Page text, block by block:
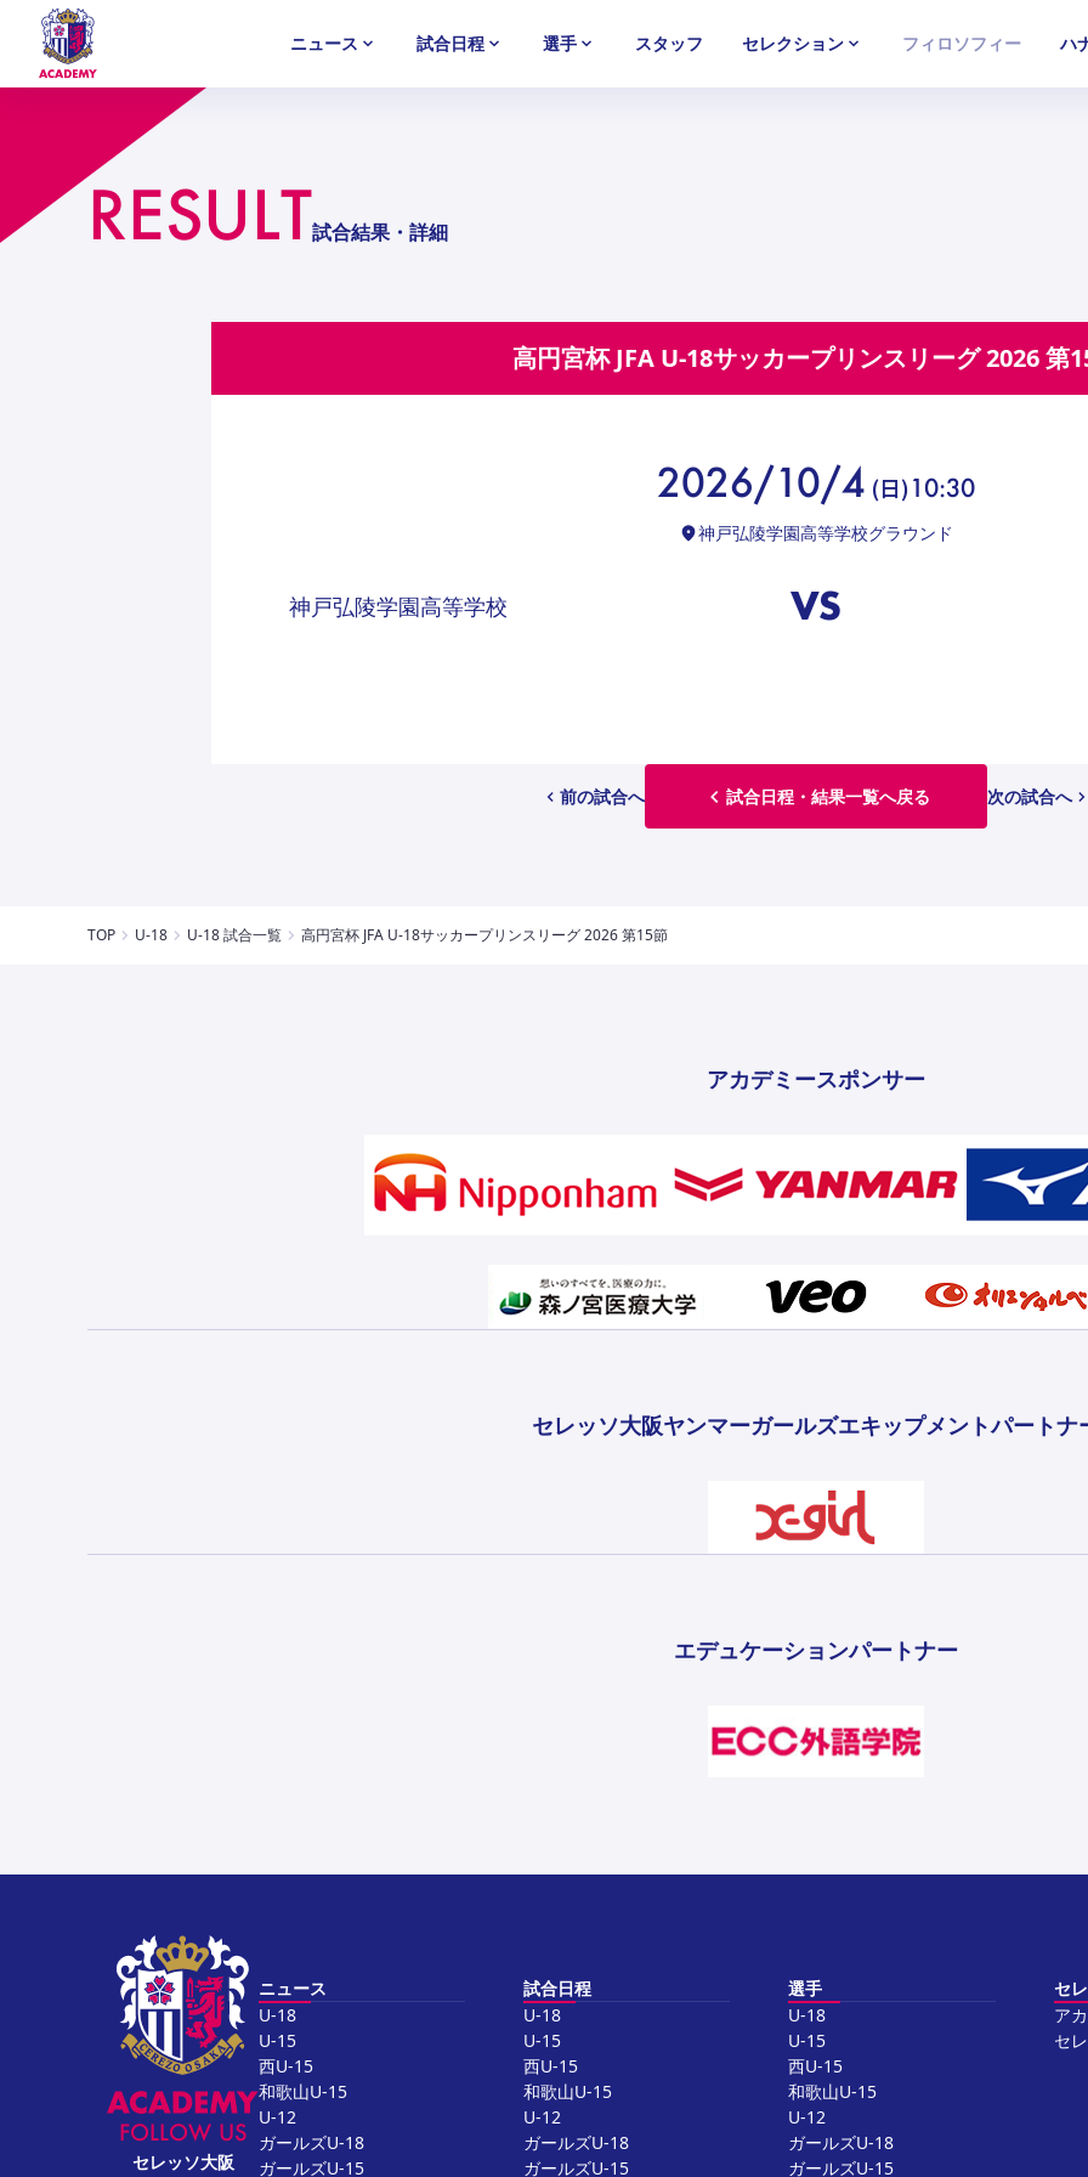
ニュース
ニュース
U-12
試合日程
試合日程
U-12
選手
選手
U-12
スタッフ セレクション
セレクション
フィロソフィー ハ
RESULT試合結果・詳細
高円宮杯 JFA U-18サッカープリンスリーグ 2026 第
2026/10/4 (日)10:30
神戸弘陵学園高等学校グラウンド
VS
神戸弘陵学園高等学校
前の試合へ 試合日程・結果一覧へ戻る 次の試合へ
TOP U-18 U-18 試合一覧 高円宮杯 JFA U-18サッカープリンスリーグ 2026 第15節
アカデミースポンサー
セレッソ大阪ヤンマーガールズエキップメントパートナ
エデュケーションパートナー
FOLLOW US
セレッソ大阪
ニュース
U-18
U-15
西U-15
和歌山U-15
U-12
ガールズU-18
ガールズU-15
試合日程
U-18
U-15
西U-15
和歌山U-15
U-12
ガールズU-18
ガールズU-15
選手
U-18
U-15
西U-15
和歌山U-15
U-12
ガールズU-18
ガールズU-15
セ
ア
セ